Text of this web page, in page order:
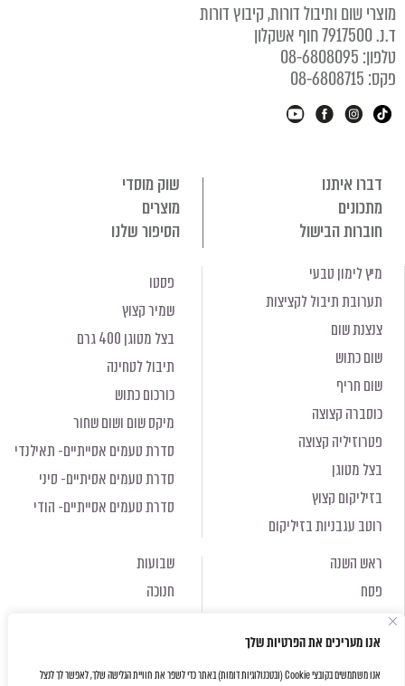
אנו מעריכים את הפרטיות שלך
אנו משתמשים בקובצי Cookie (ובטכנולוגיות דומות) באתר כדי לשפר את חוויית הגלישה שלך, לאפשר לך לנצל
מוצרי שום ותיבול דורות, קיבוץ דורות
ד.נ. 7917500 חוף אשקלון
טלפון: 08-6808095
פקס: 08-6808715
דברו איתנו
שוק מוסדי
מתכונים
מוצרים
חוברות הבישול
הסיפור שלנו
מיץ לימון טבעי
תערובת תיבול לקציצות
צנצנת שום
שום כתוש
שום חריף
כוסברה קצוצה
פטרוזיליה קצוצה
בצל מטוגן
בזיליקום קצוץ
רוטב עגבניות בזיליקום
פסטו
שמיר קצוץ
בצל מטוגן 400 גרם
תיבול לטחינה
כורכום כתוש
מיקס שום ושום שחור
סדרת טעמים אסייתיים- תאילנדי
סדרת טעמים אסיתיים- סיני
סדרת טעמים אסייתיים- הודי
ראש השנה
פסח
שבועות
חנוכה
ראש השנה
פסח
חנוכה